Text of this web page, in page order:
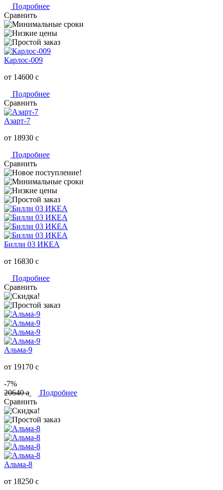
Подробнее
Сравнить
Карлос-009
от 14600 c
Подробнее
Сравнить
Азарт-7
от 18930 c
Подробнее
Сравнить
Билли 03 ИКЕА
от 16830 c
Подробнее
Сравнить
Альма-9
от 19170 c
-7%
20640a
Подробнее
Сравнить
Альма-8
от 18250 c